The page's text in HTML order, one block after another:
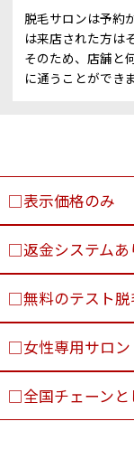
脱毛サロンは予約
は来店された方は
そのため、店舗と
に通うことができま
□表示価格のみ
□返金システムあ
□無料のテスト脱
□女性専用サロン
□全国チェーンと